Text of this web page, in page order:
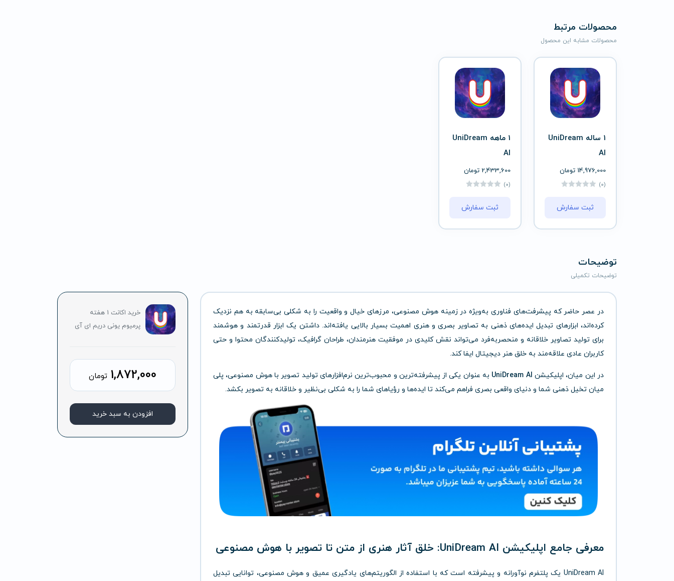
محصولات مرتبط
محصولات مشابه این محصول
1 ساله UniDream
AI
14,976,000 تومان
(0)
ثبت سفارش
1 ماهه UniDream
AI
2,433,600 تومان
(0)
ثبت سفارش
توضیحات
توضیحات تکمیلی
در عصر حاضر که پیشرفت‌های فناوری به‌ویژه در زمینه هوش مصنوعی، مرزهای خیال و واقعیت را به شکلی بی‌سابقه به هم نزدیک
کرده‌اند، ابزارهای تبدیل ایده‌های ذهنی به تصاویر بصری و هنری اهمیت بسیار بالایی یافته‌اند. داشتن یک ابزار قدرتمند و هوشمند
برای تولید تصاویر خلاقانه و منحصربه‌فرد می‌تواند نقش کلیدی در موفقیت هنرمندان، طراحان گرافیک، تولیدکنندگان محتوا و حتی
کاربران عادی علاقه‌مند به خلق هنر دیجیتال ایفا کند.
در این میان، اپلیکیشن UniDream AI به عنوان یکی از پیشرفته‌ترین و محبوب‌ترین نرم‌افزارهای تولید تصویر با هوش مصنوعی، پلی
میان تخیل ذهنی شما و دنیای واقعی بصری فراهم می‌کند تا ایده‌ها و رؤیاهای شما را به شکلی بی‌نظیر و خلاقانه به تصویر بکشد.
معرفی جامع اپلیکیشن UniDream AI: خلق آثار هنری از متن تا تصویر با هوش مصنوعی
UniDream AI یک پلتفرم نوآورانه و پیشرفته است که با استفاده از الگوریتم‌های یادگیری عمیق و هوش مصنوعی، توانایی تبدیل
خرید اکانت 1 هفته
پرمیوم یونی دریم ای آی
1,872,000 تومان
افزودن به سبد خرید